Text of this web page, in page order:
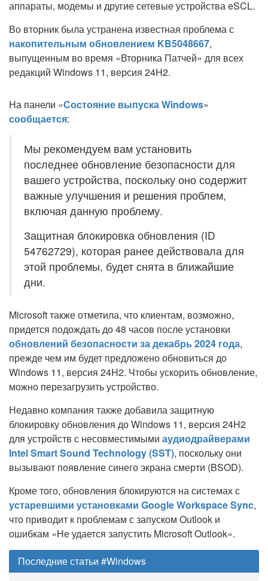
аппараты, модемы и другие сетевые устройства eSCL.
Во вторник была устранена известная проблема с
накопительным обновлением KB5048667,
выпущенным во время «Вторника Патчей» для всех
редакций Windows 11, версия 24H2.
На панели «Состояние выпуска Windows»
сообщается:
Мы рекомендуем вам установить
последнее обновление безопасности для
вашего устройства, поскольку оно содержит
важные улучшения и решения проблем,
включая данную проблему.
Защитная блокировка обновления (ID
54762729), которая ранее действовала для
этой проблемы, будет снята в ближайшие
дни.
Microsoft также отметила, что клиентам, возможно,
придется подождать до 48 часов после установки
обновлений безопасности за декабрь 2024 года,
прежде чем им будет предложено обновиться до
Windows 11, версия 24H2. Чтобы ускорить обновление,
можно перезагрузить устройство.
Недавно компания также добавила защитную
блокировку обновления до Windows 11, версия 24H2
для устройств с несовместимыми аудиодрайверами
Intel Smart Sound Technology (SST), поскольку они
вызывают появление синего экрана смерти (BSOD).
Кроме того, обновления блокируются на системах с
устаревшими установками Google Workspace Sync,
что приводит к проблемам с запуском Outlook и
ошибкам «Не удается запустить Microsoft Outlook».
Последние статьи #Windows